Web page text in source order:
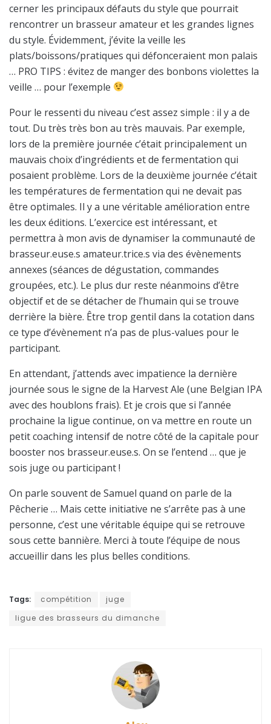
cerner les principaux défauts du style que pourrait
rencontrer un brasseur amateur et les grandes lignes
du style. Évidemment, j’évite la veille les
plats/boissons/pratiques qui défonceraient mon palais
… PRO TIPS : évitez de manger des bonbons violettes la
veille … pour l’exemple
Pour le ressenti du niveau c’est assez simple : il y a de
tout. Du très très bon au très mauvais. Par exemple,
lors de la première journée c’était principalement un
mauvais choix d’ingrédients et de fermentation qui
posaient problème. Lors de la deuxième journée c’était
les températures de fermentation qui ne devait pas
être optimales. Il y a une véritable amélioration entre
les deux éditions. L’exercice est intéressant, et
permettra à mon avis de dynamiser la communauté de
brasseur.euse.s amateur.trice.s via des évènements
annexes (séances de dégustation, commandes
groupées, etc.). Le plus dur reste néanmoins d’être
objectif et de se détacher de l’humain qui se trouve
derrière la bière. Être trop gentil dans la cotation dans
ce type d’évènement n’a pas de plus-values pour le
participant.
En attendant, j’attends avec impatience la dernière
journée sous le signe de la Harvest Ale (une Belgian IPA
avec des houblons frais). Et je crois que si l’année
prochaine la ligue continue, on va mettre en route un
petit coaching intensif de notre côté de la capitale pour
booster nos brasseur.euse.s. On se l’entend … que je
sois juge ou participant !
On parle souvent de Samuel quand on parle de la
Pêcherie … Mais cette initiative ne s’arrête pas à une
personne, c’est une véritable équipe qui se retrouve
sous cette bannière. Merci à toute l’équipe de nous
accueillir dans les plus belles conditions.
Tags: compétition
juge
ligue des brasseurs du dimanche